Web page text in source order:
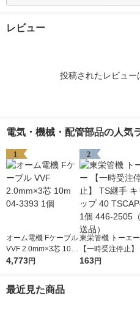
レビュー
投稿されたレビュー
電気・機械・配管部品の人気
1
オーム電機 Fケーブル
VVF 2.0mm×3芯 10m
04-3393 1個
4,773円
2
東栄管機 トーエー
【一時受注停止】
継手 キャップ 40
163円
最近見た商品